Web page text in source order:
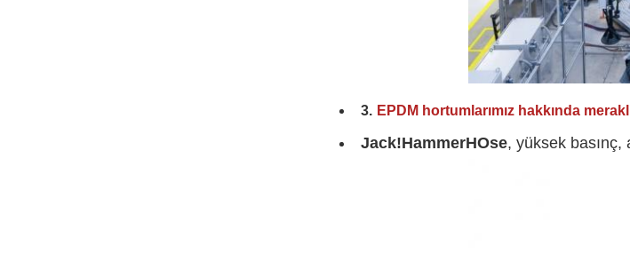
3. EPDM hortumlarımız hakkında meraklı
Jack!HammerHOse, yüksek basınç,